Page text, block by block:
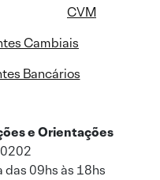
CVM
Cambiais
Bancários
e Orientações
das 09hs às 18hs